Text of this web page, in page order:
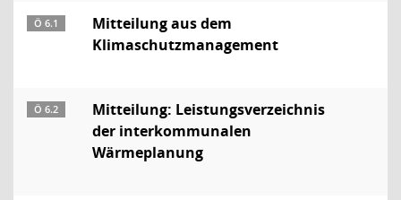
Ö 6.1
Mitteilung aus dem
Klimaschutzmanagement
Ö 6.2
Mitteilung: Leistungsverzeichnis
der interkommunalen
Wärmeplanung